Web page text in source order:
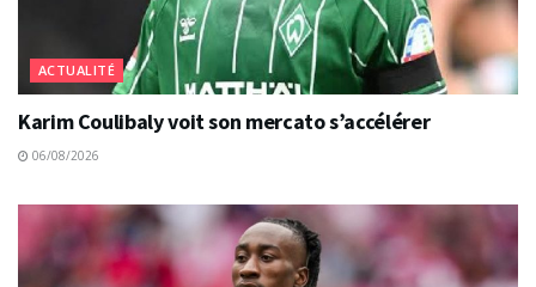
ACTUALITÉ
Karim Coulibaly voit son mercato s’accélérer
06/08/2026